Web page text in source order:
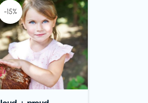
-15%